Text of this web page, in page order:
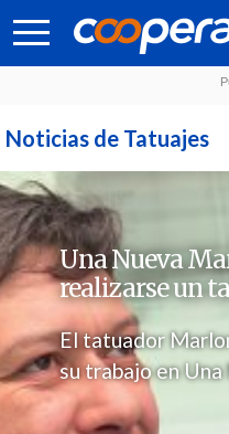
Síguenos:
Noticias de Tatuajes
Una Nueva
realizarse un
El tatuador
su trabajo en Una